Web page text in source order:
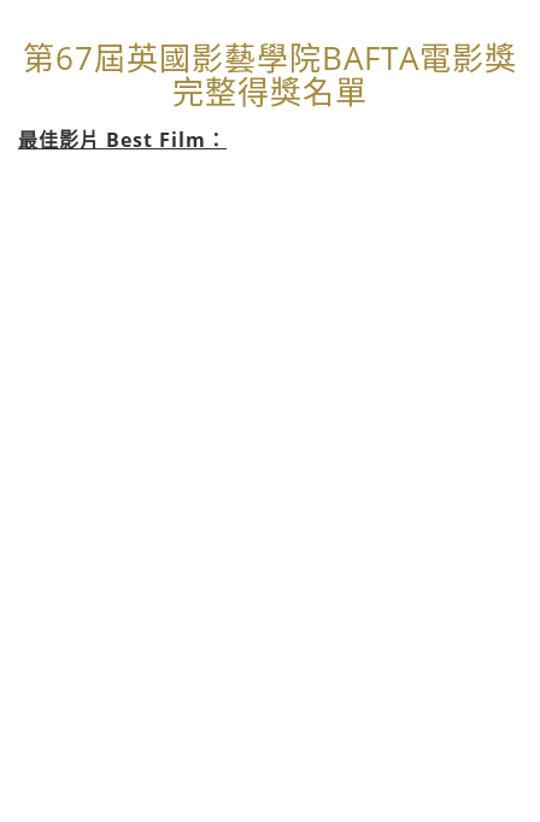
第67屆英國影藝學院BAFTA電影獎
完整得獎名單
最佳影片 Best Film：